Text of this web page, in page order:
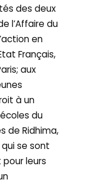
des deux
l’Affaire du
en
Français,
aux
à un
du
de Ridhima,
qui se sont
leurs